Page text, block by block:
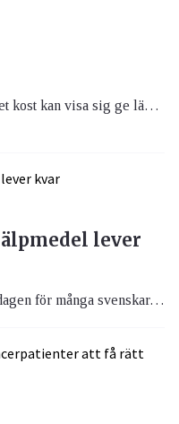
Att lägga till lingon till en annars fet kost kan visa sig ge lägre vikt och bättre blodsocker.
lever
Hörselnedsättning är en del av vardagen för många svenskar. En ny Sifo-undersökning visar att 58 procent själva har en hörselnedsättning eller har någon närstående som lever med den. Samtidigt upplever nästan hälften att det fortfarande finns ett stigma kring att använda hörselhjälpmedel.